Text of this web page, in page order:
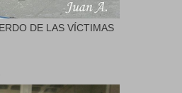
DE LAS VÍCTIMAS